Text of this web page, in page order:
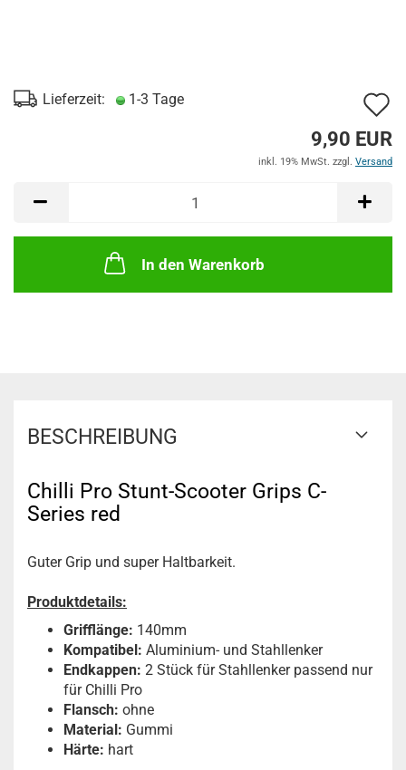
Lieferzeit: 1-3 Tage
9,90 EUR
inkl. 19% MwSt. zzgl. Versand
In den Warenkorb
BESCHREIBUNG
Chilli Pro Stunt-Scooter Grips C-
Series red
Guter Grip und super Haltbarkeit.
Produktdetails:
Grifflänge: 140mm
Kompatibel: Aluminium- und Stahllenker
Endkappen: 2 Stück für Stahllenker passend nur
für Chilli Pro
Flansch: ohne
Material: Gummi
Härte: hart